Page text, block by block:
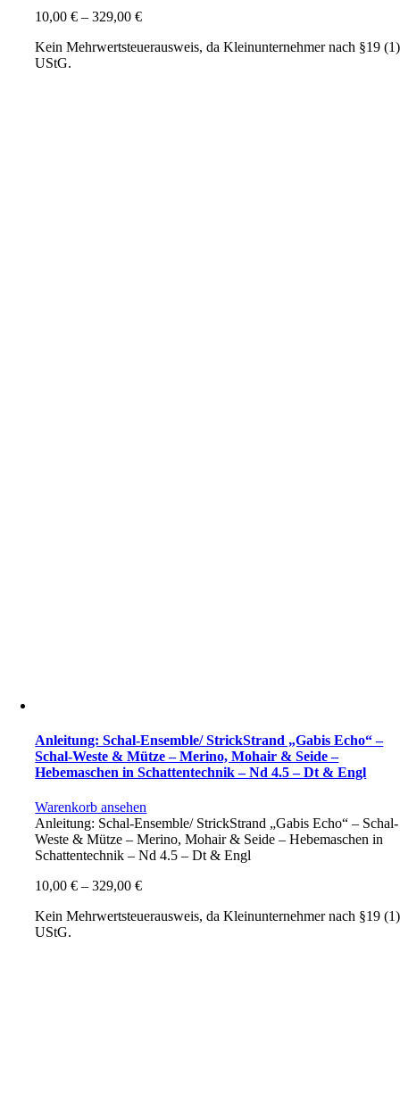
10,00€ –329,00€
Kein Mehrwertsteuerausweis, da Kleinunternehmer nach §19 (1)
UStG.
Anleitung: Schal-Ensemble/ StrickStrand „Gabis Echo“ –
Schal-Weste & Mütze – Merino, Mohair & Seide –
Hebemaschen in Schattentechnik – Nd 4.5 – Dt & Engl
Warenkorb ansehen
Anleitung: Schal-Ensemble/ StrickStrand „Gabis Echo“ – Schal-
Weste & Mütze – Merino, Mohair & Seide – Hebemaschen in
Schattentechnik – Nd 4.5 – Dt & Engl
10,00€ –329,00€
Kein Mehrwertsteuerausweis, da Kleinunternehmer nach §19 (1)
UStG.